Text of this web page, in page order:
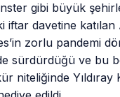
gibi büyük
iftar davetine
zorlu pandemi
sürdürdüğü ve bu
niteliğinde